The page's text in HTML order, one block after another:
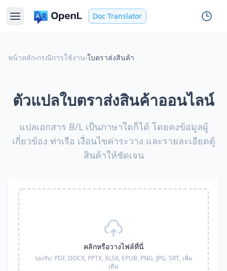
Doc Translator
หน้าหลัก›กรณีการใช้งาน›ใบตราส่งสินค้า
ตัวแปลใบตราส่งสินค้าออนไลน์
แปลเอกสาร B/L เป็นภาษาใดก็ได้ โดยคงข้อมูลผู้
เกี่ยวข้อง ท่าเรือ เงื่อนไขค่าระวาง และรายละเอียดตู้
สินค้าให้ชัดเจน
คลิกหรือวางไฟล์ที่นี่
รองรับ: PDF, DOCX, PPTX, XLSX, EPUB, PNG, JPG, SRT, เพิ่ม
เติม